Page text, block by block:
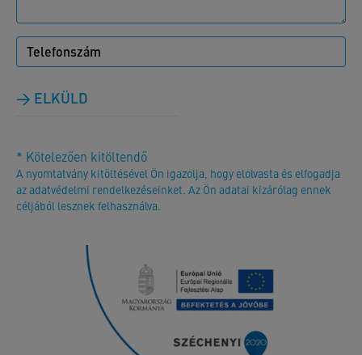
ELKÜLD
* Kötelezően kitöltendő
A nyomtatvány kitöltésével Ön igazolja, hogy elolvasta és elfogadja
az adatvédelmi rendelkezéseinket. Az Ön adatai kizárólag ennek
céljából lesznek felhasználva.